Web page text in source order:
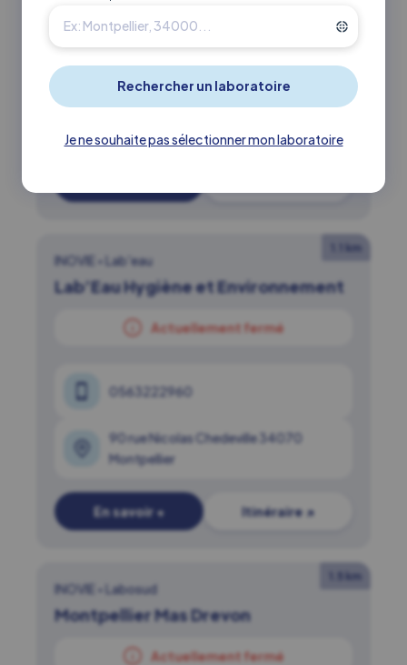
Je ne souhaite pas sélectionner mon laboratoire
0411753834
90 rue Nicolas Chedeville 34070
1.1 km
INOVIE • Lab'eau
Lab’Eau Hygiène et Environnement
Actuellement fermé
0563222960
90 rue Nicolas Chedeville 34070
Montpellier
En savoir + Itinéraire ↗
1.5 km
INOVIE • Labosud
Montpellier Mas Drevon
Actuellement fermé